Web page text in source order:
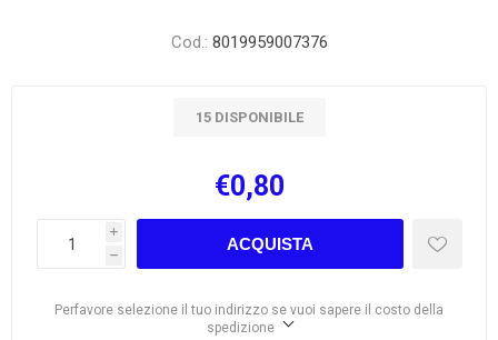
Cod.: 8019959007376
15 DISPONIBILE
€0,80
i
h
ACQUISTA
Perfavore selezione il tuo indirizzo se vuoi sapere il costo della
spedizione